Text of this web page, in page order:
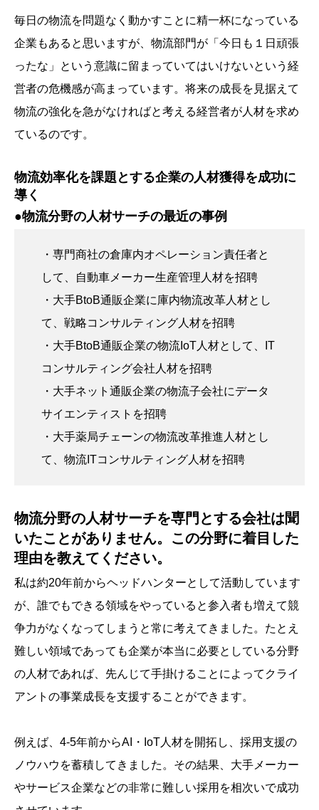
毎日の物流を問題なく動かすことに精一杯になっている
企業もあると思いますが、物流部門が「今日も１日頑張
ったな」という意識に留まっていてはいけないという経
営者の危機感が高まっています。将来の成長を見据えて
物流の強化を急がなければと考える経営者が人材を求め
ているのです。
物流効率化を課題とする企業の人材獲得を成功に
導く
●物流分野の人材サーチの最近の事例
・専門商社の倉庫内オペレーション責任者と
して、自動車メーカー生産管理人材を招聘
・大手BtoB通販企業に庫内物流改革人材とし
て、戦略コンサルティング人材を招聘
・大手BtoB通販企業の物流IoT人材として、IT
コンサルティング会社人材を招聘
・大手ネット通販企業の物流子会社にデータ
サイエンティストを招聘
・大手薬局チェーンの物流改革推進人材とし
て、物流ITコンサルティング人材を招聘
物流分野の人材サーチを専門とする会社は聞
いたことがありません。この分野に着目した
理由を教えてください。
私は約20年前からヘッドハンターとして活動しています
が、誰でもできる領域をやっていると参入者も増えて競
争力がなくなってしまうと常に考えてきました。たとえ
難しい領域であっても企業が本当に必要としている分野
の人材であれば、先んじて手掛けることによってクライ
アントの事業成長を支援することができます。
例えば、4-5年前からAI・IoT人材を開拓し、採用支援の
ノウハウを蓄積してきました。その結果、大手メーカー
やサービス企業などの非常に難しい採用を相次いで成功